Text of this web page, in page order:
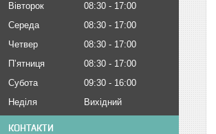
Вівторок
08:30
17:00
Середа
08:30
17:00
Четвер
08:30
17:00
Пʼятниця
08:30
17:00
Субота
09:30
16:00
Неділя
Вихідний
КОНТАКТИ